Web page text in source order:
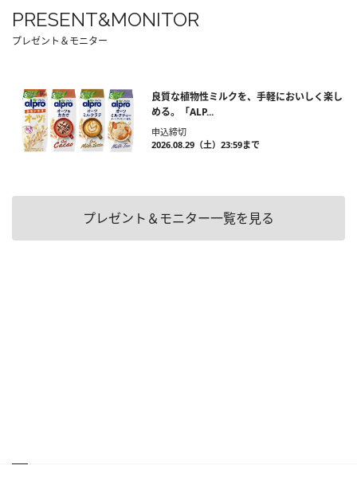
PRESENT&MONITOR
プレゼント＆モニター
良質な植物性ミルクを、手軽においしく楽し
める。「ALP...
申込締切
2026.08.29（土）23:59まで
プレゼント＆モニター一覧を見る